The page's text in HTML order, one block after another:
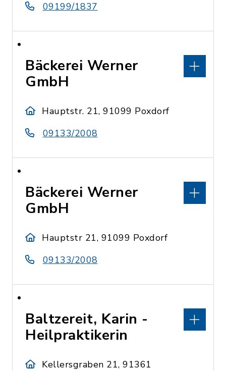
09199/1837
Bäckerei Werner
GmbH
Hauptstr. 21, 91099 Poxdorf
09133/2008
Bäckerei Werner
GmbH
Hauptstr 21, 91099 Poxdorf
09133/2008
Baltzereit, Karin -
Heilpraktikerin
Kellersgraben 21, 91361